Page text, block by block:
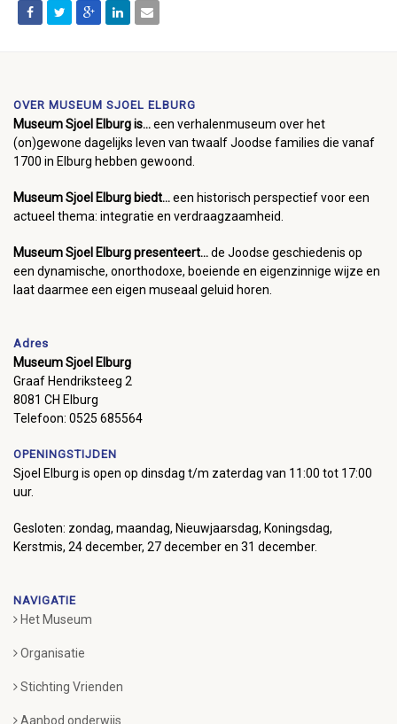
OVER MUSEUM SJOEL ELBURG
Museum Sjoel Elburg is...een verhalenmuseum over het
(on)gewone dagelijks leven van twaalf Joodse families die vanaf
1700 in Elburg hebben gewoond.
Museum Sjoel Elburg biedt...een historisch perspectief voor een
actueel thema: integratie en verdraagzaamheid.
Museum Sjoel Elburg presenteert...de Joodse geschiedenis op
een dynamische, onorthodoxe, boeiende en eigenzinnige wijze en
laat daarmee een eigen museaal geluid horen.
Adres
Museum Sjoel Elburg
Graaf Hendriksteeg 2
8081 CH Elburg
Telefoon: 0525 685564
OPENINGSTIJDEN
Sjoel Elburg is open op dinsdag t/m zaterdag van 11:00 tot 17:00
uur.
Gesloten: zondag, maandag, Nieuwjaarsdag, Koningsdag,
Kerstmis, 24 december, 27 december en 31 december.
NAVIGATIE
Het Museum
Organisatie
Stichting Vrienden
Aanbod onderwijs